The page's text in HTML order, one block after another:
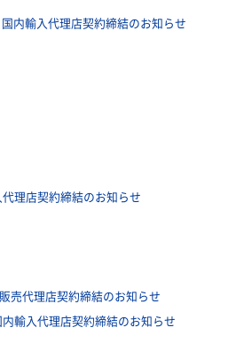
内輸入代理店契約締結のお知らせ
理店契約締結のお知らせ
売代理店契約締結のお知らせ
輸入代理店契約締結のお知らせ